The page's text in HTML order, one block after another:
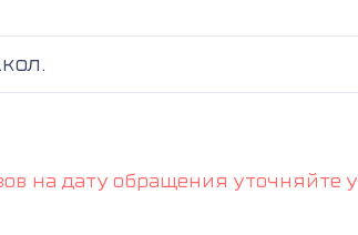
на дату обращения уточняйте у